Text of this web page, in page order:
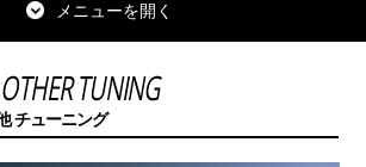
メニューを開く
TUNING
チューニング